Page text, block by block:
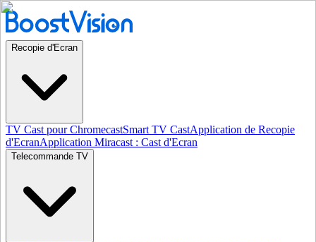
Recopie d'Ecran
TV Cast pour ChromecastSmart TV CastApplication de Recopie
d'EcranApplication Miracast : Cast d'Ecran
Telecommande TV